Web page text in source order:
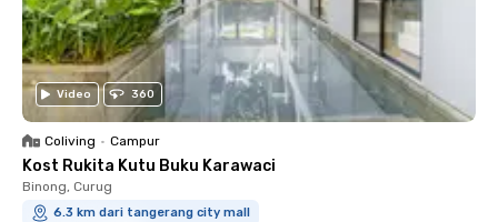
Video 360
Coliving • Campur
Kost Rukita Kutu Buku Karawaci
Binong, Curug
6.3 km dari tangerang city mall